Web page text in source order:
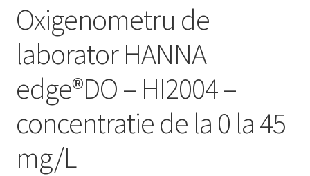
Oxigenometru de
laborator HANNA
edge®DO – HI2004 –
concentratie de la 0 la 45
mg/L